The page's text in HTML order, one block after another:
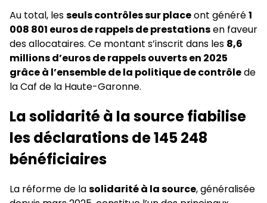
Au total, lesseuls contrôles sur placeont généré1
008 801 euros de rappels de prestationsen faveur
des allocataires. Ce montant s’inscrit dans les 8,6
millions d’euros de rappels ouverts en 2025
grâce à l’ensemble de la politique de contrôlede
la Caf de la Haute-Garonne.
La solidarité à la source fiabilise
les déclarations de 145 248
bénéficiaires
La réforme de lasolidarité à la source, généralisée